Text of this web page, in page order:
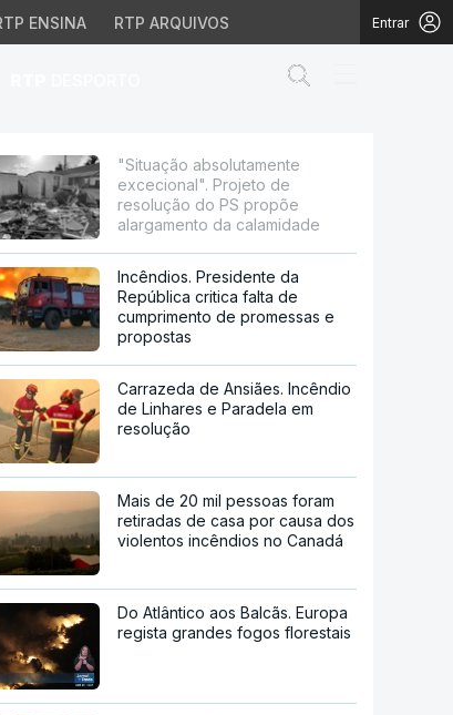
ENSINA RTP ARQUIVOS Entrar
de resolução do
"Situação absolutamente
excecional". Projeto de
resolução do PS propõe
alargamento da calamidade
Incêndios. Presidente da
República critica falta de
cumprimento de promessas e
propostas
Carrazeda de Ansiães. Incêndio
de Linhares e Paradela em
resolução
Mais de 20 mil pessoas foram
retiradas de casa por causa dos
violentos incêndios no Canadá
Do Atlântico aos Balcãs. Europa
regista grandes fogos florestais